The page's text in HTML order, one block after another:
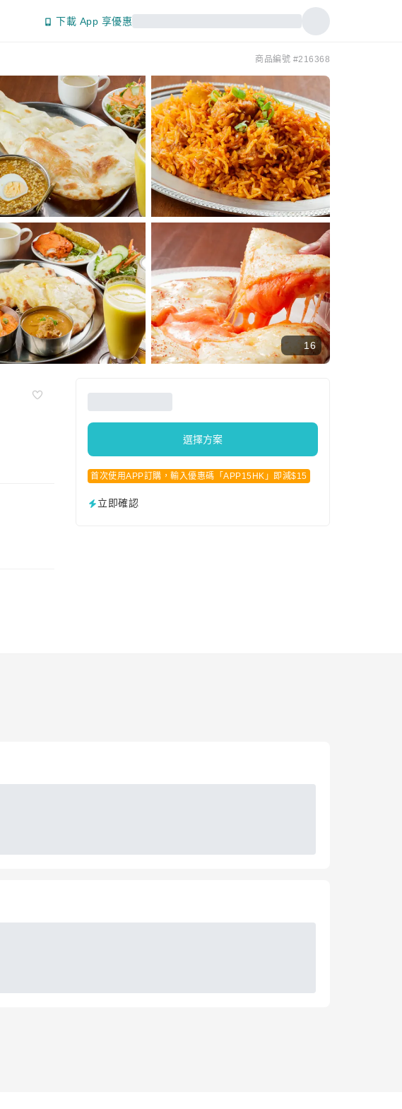
下載 App 享優惠
商品編號 #216368
16
選擇方案
首次使用APP訂購，輸入優惠碼「APP15HK」即減$15
立即確認